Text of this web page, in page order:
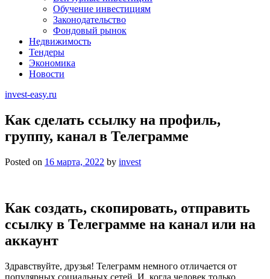
Обучение инвестициям
Законодательство
Фондовый рынок
Недвижимость
Тендеры
Экономика
Новости
invest-easy.ru
Как сделать ссылку на профиль,
группу, канал в Телеграмме
Posted on 16 марта, 2022 by invest
Как создать, скопировать, отправить
ссылку в Телеграмме на канал или на
аккаунт
Здравствуйте, друзья! Телеграмм немного отличается от
популярных социальных сетей. И, когда человек только